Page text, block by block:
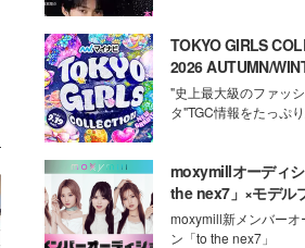
TOKYO GIRLS
2026 AUTUMN/
デルプレス
"史上最大級のファッ
タ"TGC情報をたっぷ
moxymillオーディ
the nex7」×モデル
moxymill新メンバーオ
ン「to the nex7」